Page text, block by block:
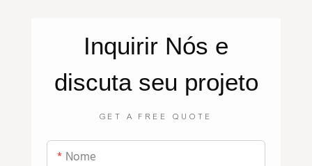
Inquirir Nós e
discuta seu projeto
GET A FREE QUOTE
Nome